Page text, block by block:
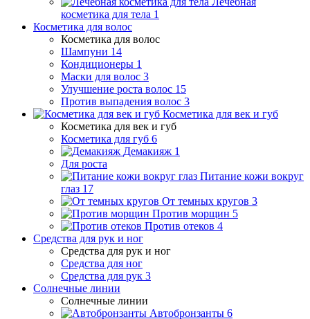
косметика для тела 1
Косметика для волос
Косметика для волос
Шампуни 14
Кондиционеры 1
Маски для волос 3
Улучшение роста волос 15
Против выпадения волос 3
Косметика для век и губ
Косметика для век и губ
Косметика для губ 6
Демакияж 1
Для роста
Питание кожи вокруг
глаз 17
От темных кругов 3
Против морщин 5
Против отеков 4
Средства для рук и ног
Средства для рук и ног
Средства для ног
Средства для рук 3
Солнечные линии
Солнечные линии
Автобронзанты 6